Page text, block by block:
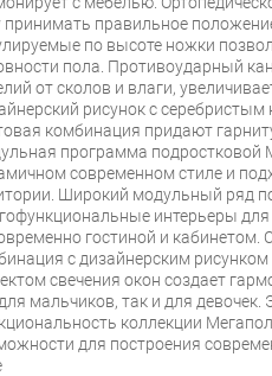
принимать правильное
по высоте ножки
пола. Противоударный
от сколов и влаги,
рисунок с
комбинация придают
программа подростковой
современном стиле и
Широкий модульный ряд
интерьеры для
гостиной и кабинетом.
с дизайнерским
свечения окон создает
мальчиков, так и для
коллекции
для построения